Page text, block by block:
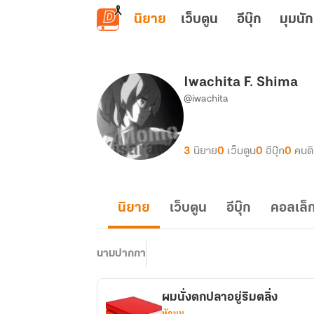
ข้ามไปยังเนื้อหาหลัก
นิยาย เว็บตูน อีบุ๊ก มุมนั
Iwachita F. Shima
@iwachita
3 นิยาย0 เว็บตูน0 อีบุ๊ก0 คน
นิยาย เว็บตูน อีบุ๊ก คอลเล็
นามปากกา
ผมนั่งตกปลาอยู่ริมตลิ่ง